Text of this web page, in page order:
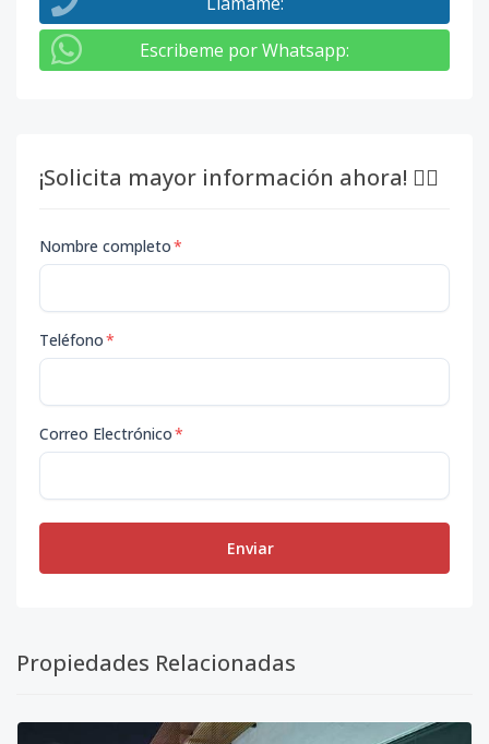
Escribeme por Whatsapp:
¡Solicita mayor información ahora! 👇🏽
Nombre completo*
Teléfono*
Correo Electrónico*
Enviar
Propiedades Relacionadas